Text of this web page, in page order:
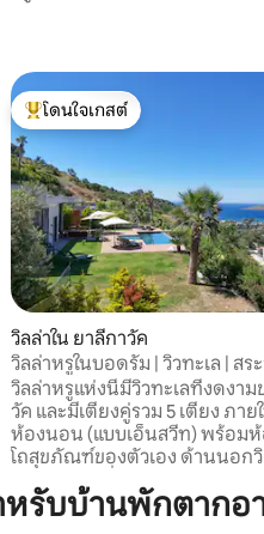
ย 5 จาก 5, 34 รีวิว
โดนใจเกสต์ที่สุด
โดนใจเกสต์
วิลล่าใน ยาลีกาวัค
วิลล่าหรูในบอดรัม | วิวทะเล | สร
ตัว
วิลล่าหรูแห่งนี้มีวิวทะเลที่งดงาม
วัค และมีเตียงคู่รวม 5 เตียง ภาย
ห้องนอน (แบบเอ็นสวีท) พร้อมห้
โถสุขภัณฑ์ของตัวเอง ด้านนอกวิ
เรือนรับรองที่อยู่ติดกันมีห้องนอ
ห้องน้ำและโถสุขภัณฑ์ ห้องครัว
รับบ้านพักตากอ